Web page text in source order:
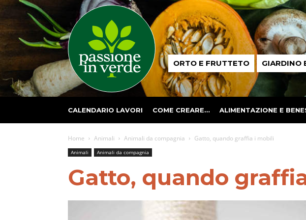
Passione
in ORTO E FRUTTETO GIARDINO
CALENDARIO LAVORI COME CREARE… ALIMENTAZIONE E
Home Animali Animali da compagnia Gatto, quando graffia i mobili
Animali Animali da compagnia
Gatto, quando